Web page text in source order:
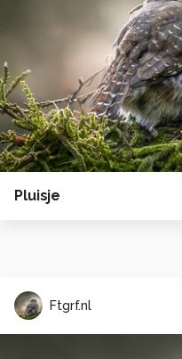
Pluisje
Ftgrf.nl